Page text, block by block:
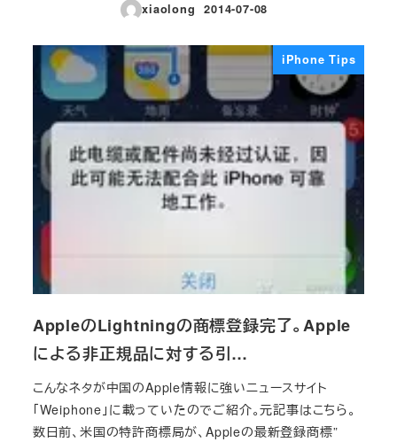
xiaolong
投稿日
2014-07-08
iPhone Tips
AppleのLightningの商標登録完了。Apple
による非正規品に対する引…
こんなネタが中国のApple情報に強いニュースサイト
「Weiphone」に載っていたのでご紹介。元記事はこちら。
数日前、米国の特許商標局が、Appleの最新登録商標”